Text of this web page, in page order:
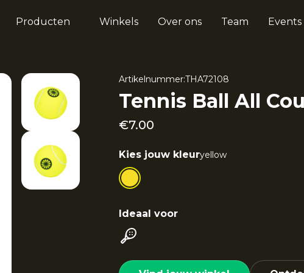
Producten Winkels Over ons Team Events
Artikelnummer:THA72108
Tennis Ball All
€7.00
Kies jouw kleuryellow
Ideaal voor